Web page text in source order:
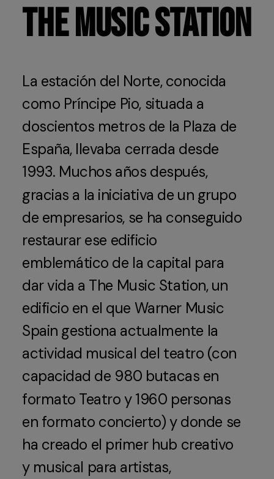
THE MUSIC STATION
La estación del Norte, conocida
como Príncipe Pio, situada a
doscientos metros de la Plaza de
España, llevaba cerrada desde
1993. Muchos años después,
gracias a la iniciativa de un grupo
de empresarios, se ha conseguido
restaurar ese edificio
emblemático de la capital para
darvida a The Music Station, un
edificio en el que Warner Music
Spain gestiona actualmente la
actividad musical del teatro (con
capacidad de 980 butacas en
formato Teatro y 1960 personas
en formato concierto)y donde se
ha creado el primer hub creativo
y musical para artistas,